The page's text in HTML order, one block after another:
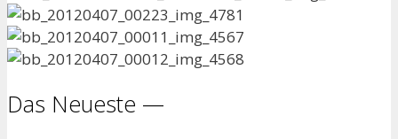
Das Neueste —